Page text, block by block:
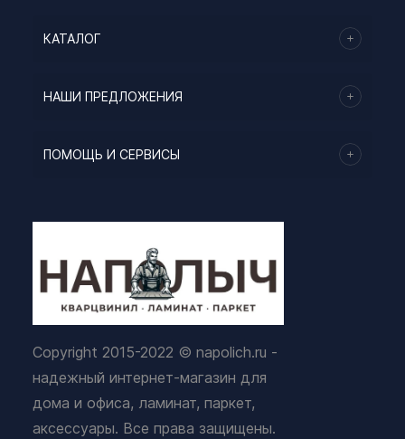
КАТАЛОГ
НАШИ ПРЕДЛОЖЕНИЯ
ПОМОЩЬ И СЕРВИСЫ
Copyright 2015-2022 © napolich.ru -
надежный интернет-магазин для
дома и офиса, ламинат, паркет,
аксессуары. Все права защищены.